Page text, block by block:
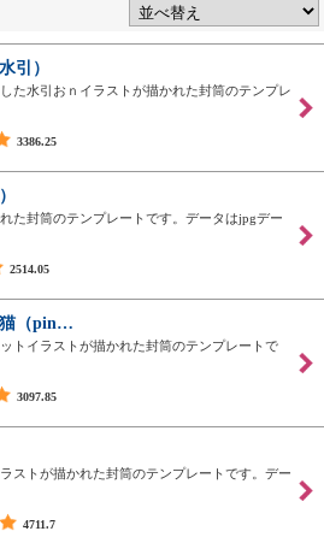
引）
た水引おｎイラストが描かれた封筒のテンプレ
3386.25
た封筒のテンプレートです。データはjpgデー
2514.05
（pin…
トイラストが描かれた封筒のテンプレートで
3097.85
ストが描かれた封筒のテンプレートです。デー
4711.7